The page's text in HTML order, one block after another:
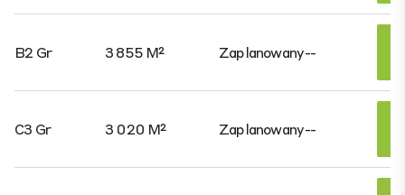
B2 Gr 3 855 M² Zaplanowany--
C3 Gr 3 020 M² Zaplanowany--